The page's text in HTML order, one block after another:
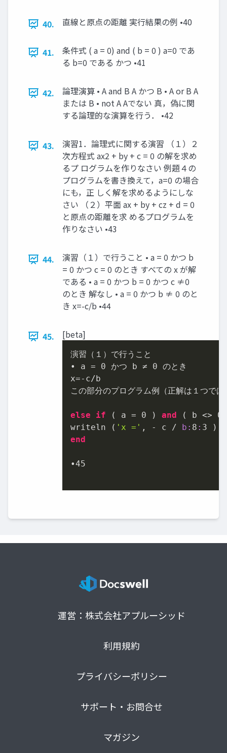
40. 直線と原点の距離 実行結果の例 •40
41.
条件式 ( a = 0) and ( b = 0 ) a=0 であ
る b=0 である かつ •41
42.
論理演算 • A and B A かつ B • A or B A
または B • not A Aでない 真，偽に関
する論理的な演算を行う． •42
43.
演習1．論理式に関する演習 （１）２
次方程式 ax2 + by + c = 0 の解を求め
るプ ログラムを作りなさい 例題４の
プログラムを書き換えて，a=0 の場合
にも，正 しく解を求めるようにしな
さい （２）平面 ax + by + cz + d = 0
と原点の距離を求 めるプログラムを
作りなさい •43
44.
演習（１）で行うこと • a = 0 かつ b
= 0 かつ c = 0 のとき すべての x が解
である • a = 0 かつ b = 0 かつ c ≠0
のとき 解なし • a = 0 かつ b ≠ 0 のと
き x=-c/b •44
45. [beta]
演習（１）で行うこと
• a = 0 かつ b ≠ 0 のとき
x=-c/b
この部分のプログラム例（正解は１つでは
else if ( a = 0 ) and ( b <> 0
writeln ( 'x =' , - c / b: 8 : 3
end
•45
運営：株式会社アプルーシッド
利用規約
プライバシーポリシー
サポート・お問合せ
マガジン